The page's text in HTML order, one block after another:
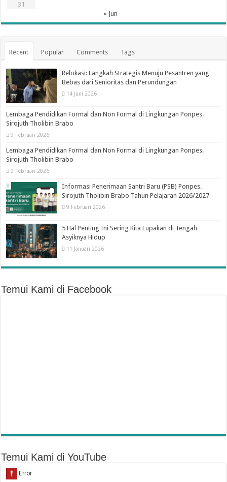
31
« Jun
Recent Popular Comments Tags
Relokasi: Langkah Strategis Menuju Pesantren yang
Bebas dari Senioritas dan Perundungan
14 Juni 2026
Lembaga Pendidikan Formal dan Non Formal di Lingkungan Ponpes.
Sirojuth Tholibin Brabo
9 Februari 2026
Lembaga Pendidikan Formal dan Non Formal di Lingkungan Ponpes.
Sirojuth Tholibin Brabo
9 Februari 2026
Informasi Penerimaan Santri Baru (PSB) Ponpes.
Sirojuth Tholibin Brabo Tahun Pelajaran 2026/2027
9 Februari 2026
5 Hal Penting Ini Sering Kita Lupakan di Tengah
Asyiknya Hidup
11 Januari 2026
Temui Kami di Facebook
Temui Kami di YouTube